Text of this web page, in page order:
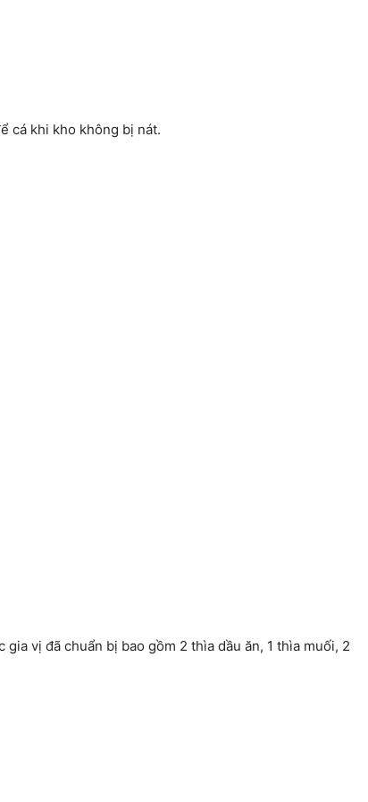
cá khi kho không bị nát.
vị đã chuẩn bị bao gồm 2 thìa dầu ăn, 1 thìa muối, 2